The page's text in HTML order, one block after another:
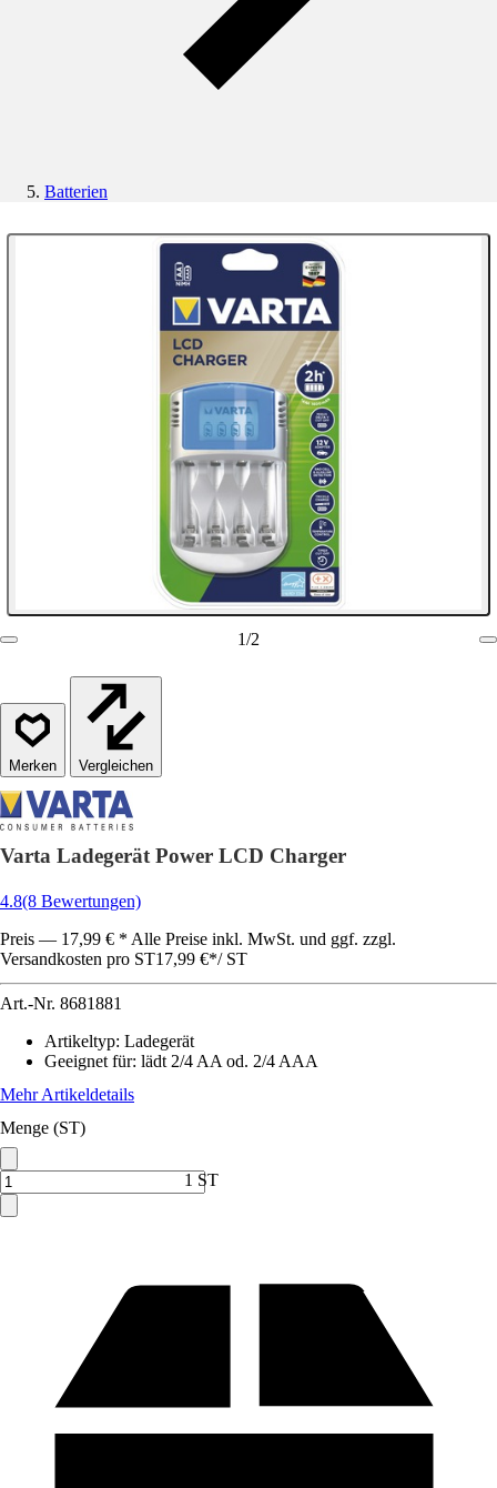
Batterien
1/2
Vergleichen
Varta Ladegerät Power LCD Charger
4.8(8 Bewertungen)
Preis — 17,99 € * Alle Preise inkl. MwSt. und ggf. zzgl.
Versandkosten pro ST17,99 €*/ ST
Art.-Nr. 8681881
Artikeltyp: Ladegerät
Geeignet für: lädt 2/4 AA od. 2/4 AAA
Mehr Artikeldetails
Menge (ST)
1 ST